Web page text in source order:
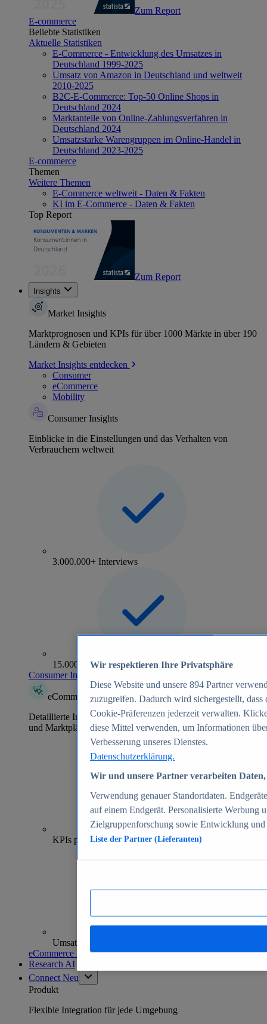
Zum Report
E-commerce
Beliebte Statistiken
Aktuelle Statistiken
E-Commerce - Entwicklung des Umsatzes in
Deutschland 1999-2025
Umsatz von Amazon in Deutschland und weltweit
2010-2025
B2C-E-Commerce: Top-50 Online Shops in
Deutschland 2024
Marktanteile von Online-Zahlungsverfahren in
Deutschland 2024
Umsatzstarke Warengruppen im Online-Handel in
Deutschland 2023-2025
E-commerce
Themen
Weitere Themen
E-Commerce weltweit - Daten & Fakten
KI im E-Commerce - Daten & Fakten
Top Report
Zum Report
Insights
Market Insights
Marktprognosen und KPIs für über 1000 Märkte in über 190
Ländern & Gebieten
Market Insights entdecken
Consumer
eCommerce
Mobility
Consumer Insights
Einblicke in die Einstellungen und das Verhalten von
Verbrauchern weltweit
3.000.000+ Interviews
15.000+ Marken
Consumer Insights entdecken
eCommerce Insights
Detaillierte Informationen zu mehr als 39.000 Online-Shops
und Marktplätzen
70+
KPIs pro Shop
Umsatzanalysen und -prognosen
eCommerce Insights entdecken
Research AI
Connect Neu
Produkt
Flexible Integration für jede Umgebung
Wir respektieren Ihre Privatsphäre
Diese Website und unsere 894 Partner
zuzugreifen. Dadurch wird sichergestellt,
Cookie-Präferenzen jederzeit verwalten.
diese Mittel verwenden, um Informationen
Verbesserung unseres Dienstes.
Datenschutzerklärung.
Wir und unsere Partner verarbeiten
Verwendung genauer Standortdaten.
auf einem Endgerät. Personalisierte Werbung
Zielgruppenforschung sowie Entwicklung
Liste der Partner (Lieferanten)